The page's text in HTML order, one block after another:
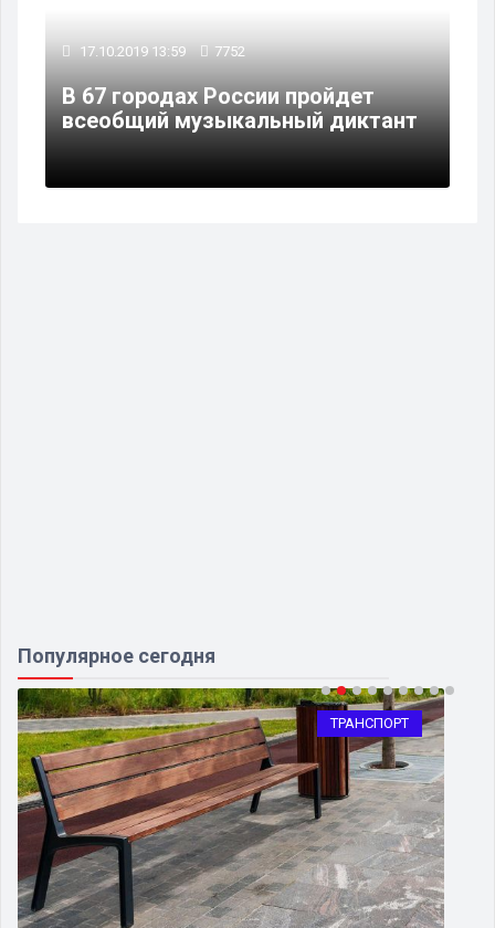
17.10.2019 13:59 7752
В 67 городах России пройдет
всеобщий музыкальный диктант
Популярное сегодня
ТРАНСПОРТ